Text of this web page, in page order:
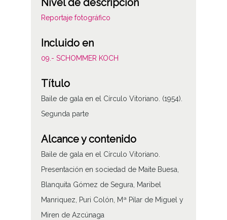
Nivel de descripción
Reportaje fotográfico
Incluido en
09.- SCHOMMER KOCH
Título
Baile de gala en el Círculo Vitoriano. (1954).
Segunda parte
Alcance y contenido
Baile de gala en el Círculo Vitoriano.
Presentación en sociedad de Maite Buesa,
Blanquita Gómez de Segura, Maribel
Manriquez, Puri Colón, Mª Pilar de Miguel y
Miren de Azcúnaga